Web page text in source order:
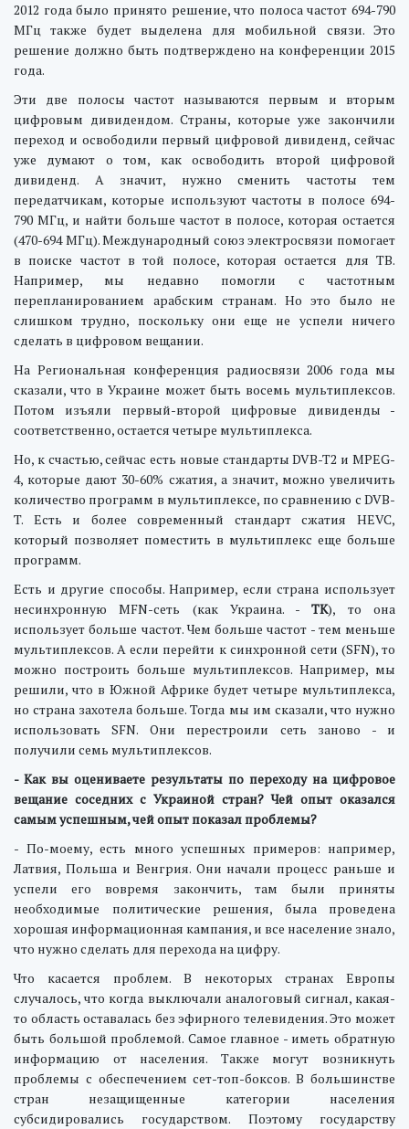
2012 года было принято решение, что полоса частот 694-790
МГц также будет выделена для мобильной связи. Это
решение должно быть подтверждено на конференции 2015
года.
Эти две полосы частот называются первым и вторым
цифровым дивидендом. Страны, которые уже закончили
переход и освободили первый цифровой дивиденд, сейчас
уже думают о том, как освободить второй цифровой
дивиденд. А значит, нужно сменить частоты тем
передатчикам, которые используют частоты в полосе 694-
790 МГц, и найти больше частот в полосе, которая остается
(470-694 МГц). Международный союз электросвязи помогает
в поиске частот в той полосе, которая остается для ТВ.
Например, мы недавно помогли с частотным
перепланированием арабским странам. Но это было не
слишком трудно, поскольку они еще не успели ничего
сделать в цифровом вещании.
На Региональная конференция радиосвязи 2006 года мы
сказали, что в Украине может быть восемь мультиплексов.
Потом изъяли первый-второй цифровые дивиденды -
соответственно, остается четыре мультиплекса.
Но, к счастью, сейчас есть новые стандарты DVB-T2 и MPEG-
4, которые дают 30-60% сжатия, а значит, можно увеличить
количество программ в мультиплексе, по сравнению с DVB-
T. Есть и более современный стандарт сжатия HEVC,
который позволяет поместить в мультиплекс еще больше
программ.
Есть и другие способы. Например, если страна использует
несинхронную MFN-сеть (как Украина. -ТК), то она
использует больше частот. Чем больше частот - тем меньше
мультиплексов. А если перейти к синхронной сети (SFN), то
можно построить больше мультиплексов. Например, мы
решили, что в Южной Африке будет четыре мультиплекса,
но страна захотела больше. Тогда мы им сказали, что нужно
использовать SFN. Они перестроили сеть заново - и
получили семь мультиплексов.
- Как вы оцениваете результаты по переходу на цифровое
вещание соседних с Украиной стран? Чей опыт оказался
самым успешным, чей опыт показал проблемы?
- По-моему, есть много успешных примеров: например,
Латвия, Польша и Венгрия. Они начали процесс раньше и
успели его вовремя закончить, там были приняты
необходимые политические решения, была проведена
хорошая информационная кампания, и все население знало,
что нужно сделать для перехода на цифру.
Что касается проблем. В некоторых странах Европы
случалось, что когда выключали аналоговый сигнал, какая-
то область оставалась без эфирного телевидения. Это может
быть большой проблемой. Самое главное - иметь обратную
информацию от населения. Также могут возникнуть
проблемы с обеспечением сет-топ-боксов. В большинстве
стран незащищенные категории населения
субсидировались государством. Поэтому государству